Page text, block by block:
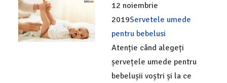
12 noiembrie
2019Servetele umede
pentru bebelusi
Atenție când alegeți
șervețele umede pentru
bebelușii voștri și la ce